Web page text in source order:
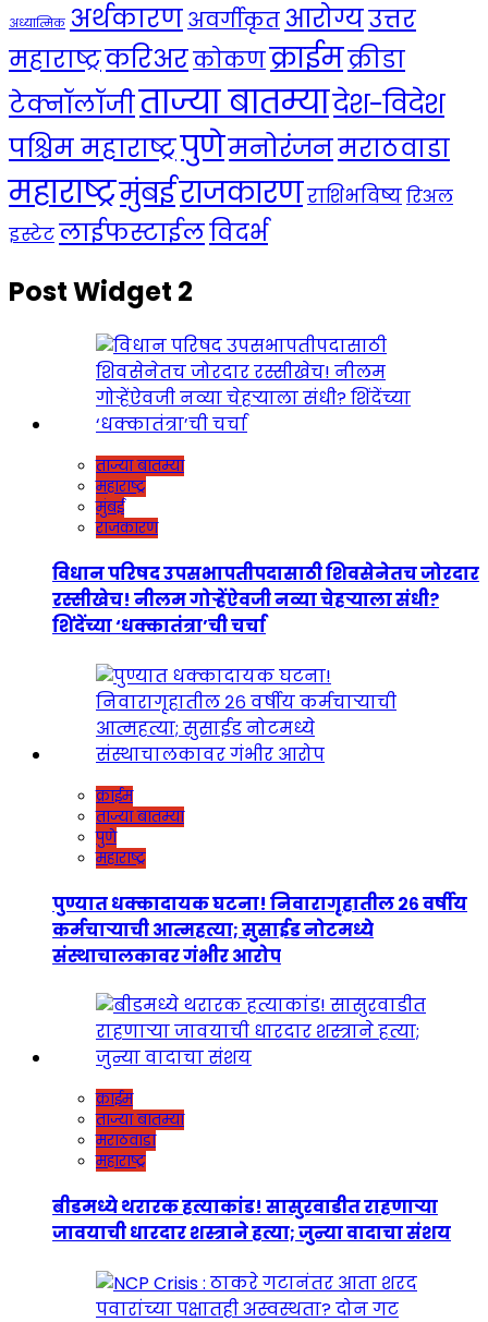
अध्यात्मिक अर्थकारणअवर्गीकृत आरोग्यउत्तर
महाराष्ट्रकरिअरकोकणक्राईमक्रीडा
टेक्नॉलॉजीताज्या बातम्यादेश-विदेश
पश्चिम महाराष्ट्रपुणेमनोरंजनमराठवाडा
महाराष्ट्रमुंबईराजकारणराशिभविष्यरिअल
इस्टेटलाईफस्टाईलविदर्भ
Post Widget 2
ताज्या बातम्या
महाराष्ट्र
मुंबई
राजकारण
विधान परिषद उपसभापतीपदासाठी शिवसेनेतच जोरदार
रस्सीखेच! नीलम गोऱ्हेंऐवजी नव्या चेहऱ्याला संधी?
शिंदेंच्या ‘धक्कातंत्रा’ची चर्चा
क्राईम
ताज्या बातम्या
पुणे
महाराष्ट्र
पुण्यात धक्कादायक घटना! निवारागृहातील २६ वर्षीय
कर्मचाऱ्याची आत्महत्या; सुसाईड नोटमध्ये
संस्थाचालकावर गंभीर आरोप
क्राईम
ताज्या बातम्या
मराठवाडा
महाराष्ट्र
बीडमध्ये थरारक हत्याकांड! सासुरवाडीत राहणाऱ्या
जावयाची धारदार शस्त्राने हत्या; जुन्या वादाचा संशय